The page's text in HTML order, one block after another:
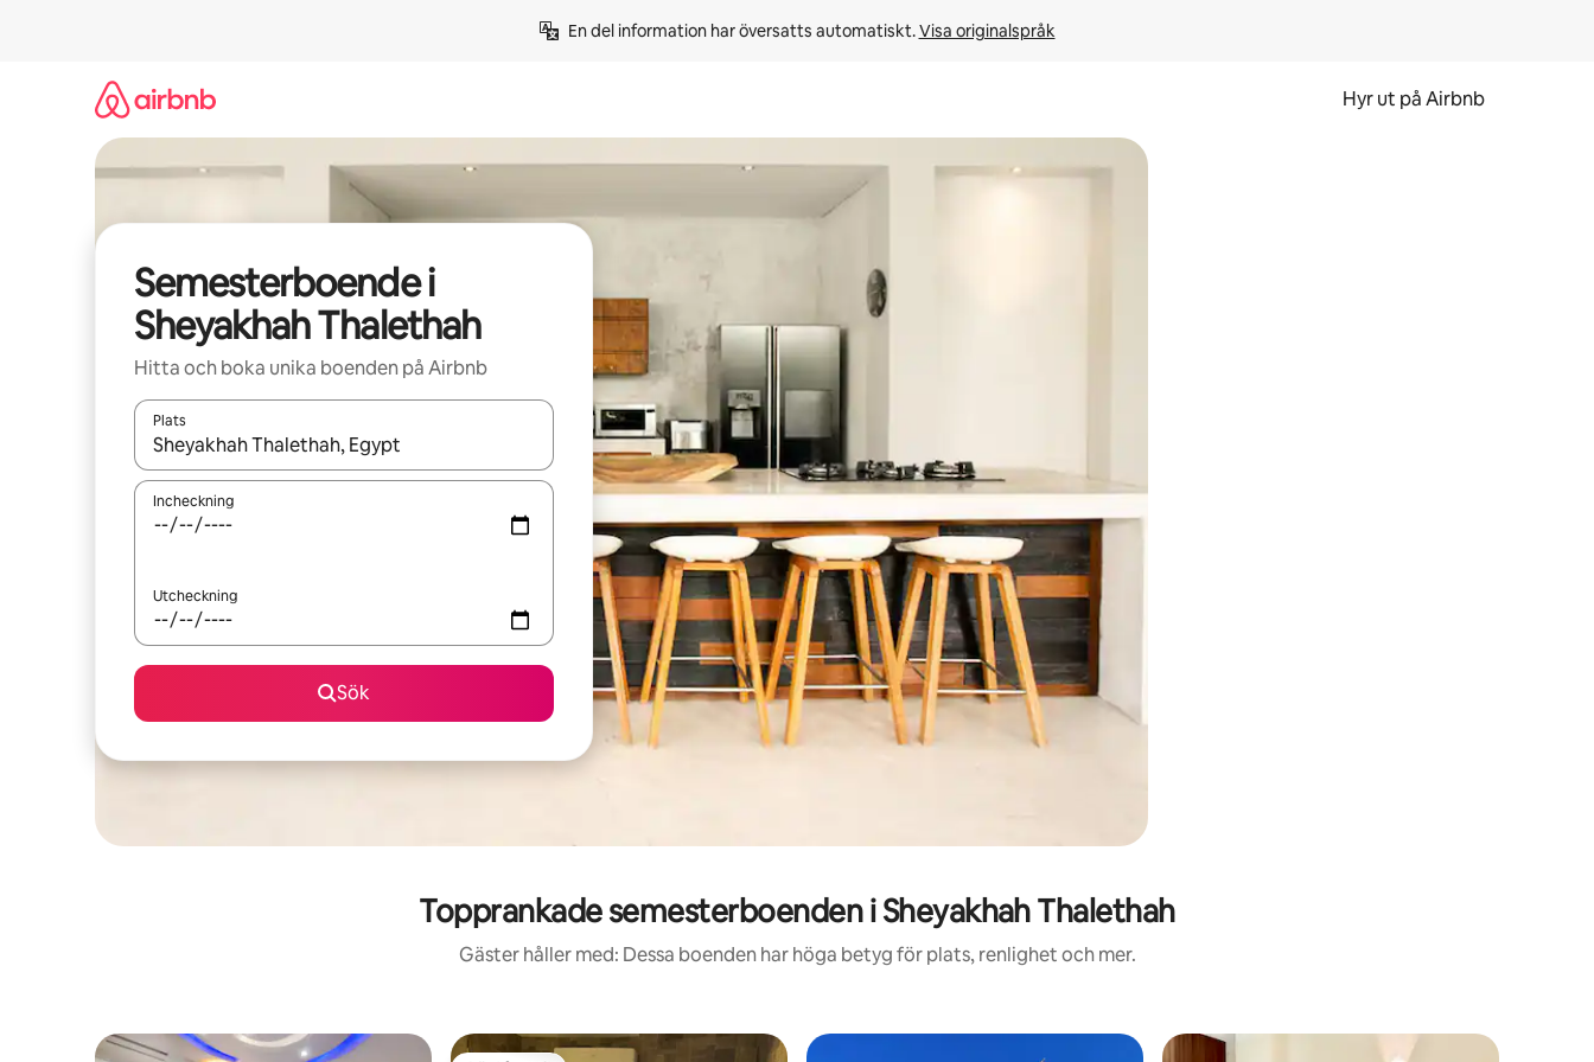
En del information har översatts automatiskt. Visa originalspråk
Hyr ut på Airbnb
Semesterboende i
Sheyakhah Thalethah
Hitta och boka unika boenden på Airbnb
Plats
När resultaten är tillgängliga kan du navigera med upp- och nedåtpilarna eller utforska genom att trycka eller svepa.
Incheckning
Utcheckning
Sök
Topprankade semesterboenden i Sheyakhah Thalethah
Gäster håller med: Dessa boenden har höga betyg för plats, renlighet och mer.